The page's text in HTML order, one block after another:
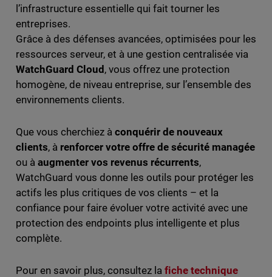
l’infrastructure essentielle qui fait tourner les
entreprises.
Grâce à des défenses avancées, optimisées pour les
ressources serveur, et à une gestion centralisée via
WatchGuard Cloud, vous offrez une protection
homogène, de niveau entreprise, sur l’ensemble des
environnements clients.
Que vous cherchiez à conquérir de nouveaux
clients, à renforcer votre offre de sécurité managée
ou à augmenter vos revenus récurrents,
WatchGuard vous donne les outils pour protéger les
actifs les plus critiques de vos clients – et la
confiance pour faire évoluer votre activité avec une
protection des endpoints plus intelligente et plus
complète.
Pour en savoir plus, consultez lafiche technique